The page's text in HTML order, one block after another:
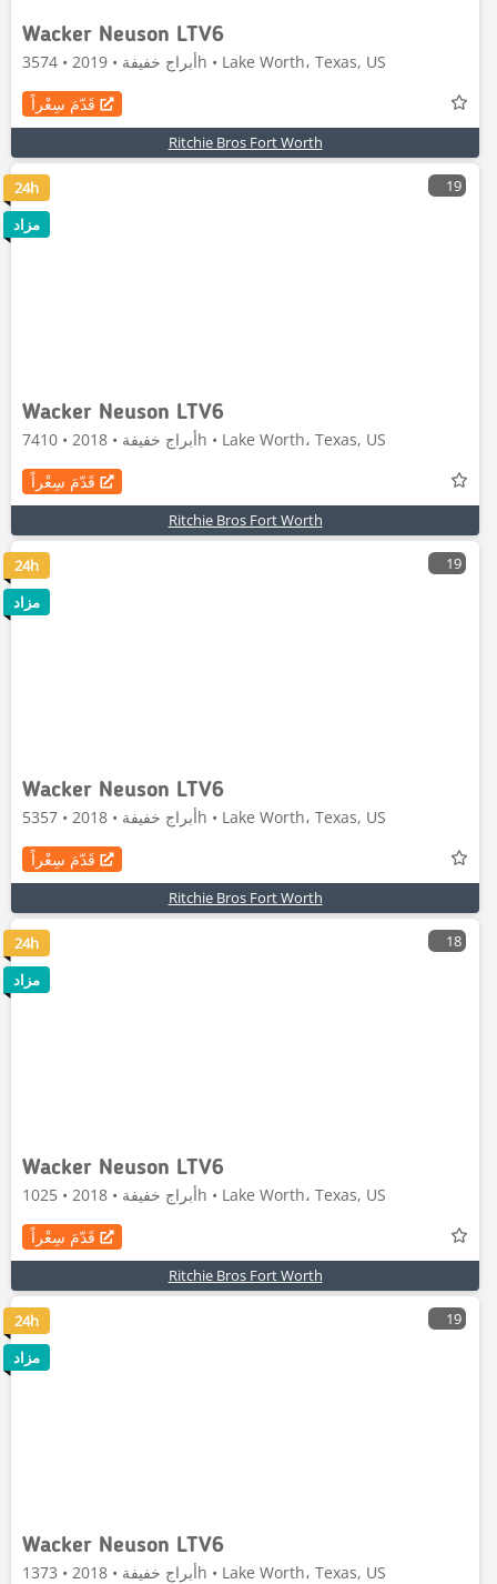
Wacker Neuson LTV6
أبراج خفيفة • 2019 • 3574h • Lake Worth، Texas, US
قَدّمَ سِعْراً
Ritchie Bros Fort Worth
19
Wacker Neuson LTV6
أبراج خفيفة • 2018 • 7410h • Lake Worth، Texas, US
قَدّمَ سِعْراً
Ritchie Bros Fort Worth
24h
مزاد
19
Wacker Neuson LTV6
أبراج خفيفة • 2018 • 5357h • Lake Worth، Texas, US
قَدّمَ سِعْراً
Ritchie Bros Fort Worth
24h
مزاد
18
Wacker Neuson LTV6
أبراج خفيفة • 2018 • 1025h • Lake Worth، Texas, US
قَدّمَ سِعْراً
Ritchie Bros Fort Worth
24h
مزاد
19
Wacker Neuson LTV6
أبراج خفيفة • 2018 • 1373h • Lake Worth، Texas, US
24h
مزاد